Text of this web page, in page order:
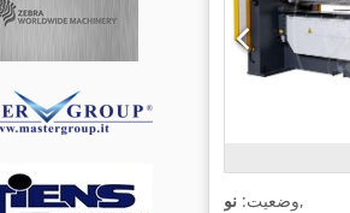
وضعیت: نو ,